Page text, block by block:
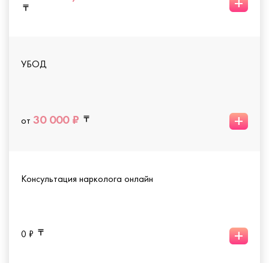
УБОД
от 30 000 ₽ +
Консультация нарколога онлайн
0 ₽ +